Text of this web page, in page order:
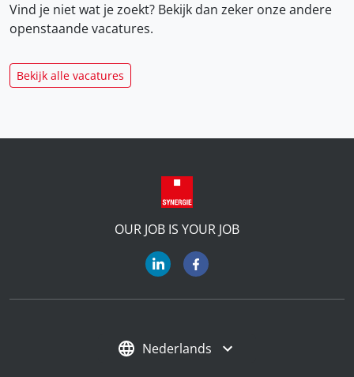
Vind je niet wat je zoekt? Bekijk dan zeker onzeandere
openstaande vacatures.
Bekijk alle vacatures
OUR JOB IS YOUR JOB
Nederlands